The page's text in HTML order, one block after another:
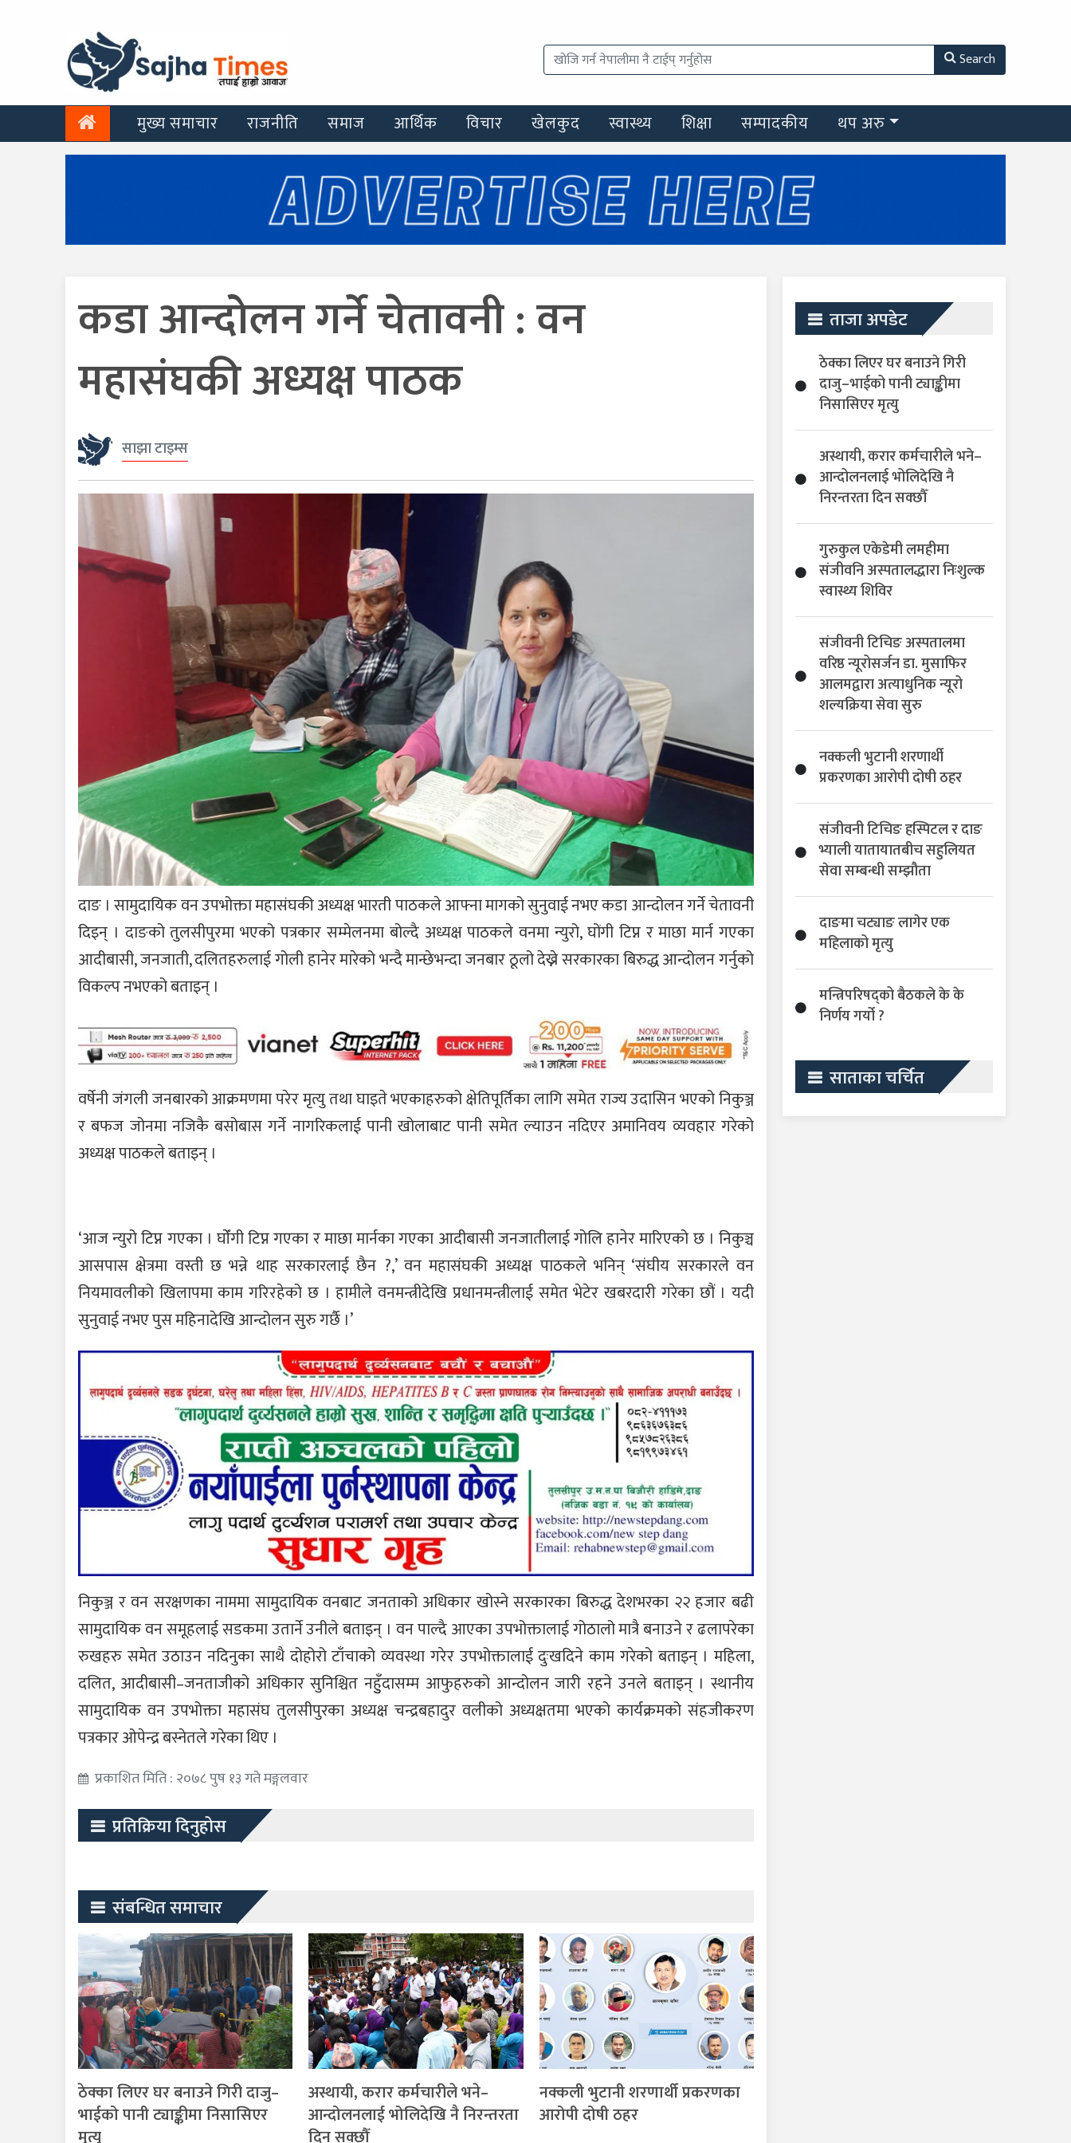
Search
मुख्य समाचार राजनीति समाज आर्थिक विचार खेलकुद स्वास्थ्य शिक्षा सम्पादकीय थप अरु
कडा आन्दोलन गर्ने चेतावनी : वन
महासंघकी अध्यक्ष पाठक
साझा टाइम्स
दाङ । सामुदायिक वन उपभोक्ता महासंघकी अध्यक्ष भारती पाठकले आफ्ना मागको सुनुवाई नभए कडा आन्दोलन गर्ने चेतावनी
दिइन् । दाङको तुलसीपुरमा भएको पत्रकार सम्मेलनमा बोल्दै अध्यक्ष पाठकले वनमा न्युरो, घोंगी टिप्न र माछा मार्न गएका
आदीबासी, जनजाती, दलितहरुलाई गोली हानेर मारेको भन्दै मान्छेभन्दा जनबार ठूलो देख्ने सरकारका बिरुद्ध आन्दोलन गर्नुको
विकल्प नभएको बताइन् ।
वर्षेनी जंगली जनबारको आक्रमणमा परेर मृत्यु तथा घाइते भएकाहरुको क्षेतिपूर्तिका लागि समेत राज्य उदासिन भएको निकुञ्ज
र बफज जोनमा नजिकै बसोबास गर्ने नागरिकलाई पानी खोलाबाट पानी समेत ल्याउन नदिएर अमानिवय व्यवहार गरेको
अध्यक्ष पाठकले बताइन् ।
‘आज न्युरो टिप्न गएका । घोँगी टिप्न गएका र माछा मार्नका गएका आदीबासी जनजातीलाई गोलि हानेर मारिएको छ । निकुञ्च
आसपास क्षेत्रमा वस्ती छ भन्ने थाह सरकारलाई छैन ?,’ वन महासंघकी अध्यक्ष पाठकले भनिन् ‘संघीय सरकारले वन
नियमावलीको खिलापमा काम गरिरहेको छ । हामीले वनमन्त्रीदेखि प्रधानमन्त्रीलाई समेत भेटेर खबरदारी गरेका छौं । यदी
सुनुवाई नभए पुस महिनादेखि आन्दोलन सुरु गर्छै ।’
निकुञ्ज र वन सरक्षणका नाममा सामुदायिक वनबाट जनताको अधिकार खोस्ने सरकारका बिरुद्ध देशभरका २२ हजार बढी
सामुदायिक वन समूहलाई सडकमा उतार्ने उनीले बताइन् । वन पाल्दै आएका उपभोक्तालाई गोठालो मात्रै बनाउने र ढलापरेका
रुखहरु समेत उठाउन नदिनुका साथै दोहोरो टाँचाको व्यवस्था गरेर उपभोक्तालाई दुःखदिने काम गरेको बताइन् । महिला,
दलित, आदीबासी–जनताजीको अधिकार सुनिश्चित नहुुँदासम्म आफुहरुको आन्दोलन जारी रहने उनले बताइन् । स्थानीय
सामुदायिक वन उपभोक्ता महासंघ तुलसीपुरका अध्यक्ष चन्द्रबहादुर वलीको अध्यक्षतमा भएको कार्यक्रमको संहजीकरण
पत्रकार ओपेन्द्र बस्नेतले गरेका थिए ।
प्रकाशित मिति : २०७८ पुष १३ गते मङ्गलवार
प्रतिक्रिया दिनुहोस
संबन्धित समाचार
ठेक्का लिएर घर बनाउने गिरी दाजु–
भाईको पानी ट्याङ्कीमा निसासिएर
मृत्यु
अस्थायी, करार कर्मचारीले भने–
आन्दोलनलाई भोलिदेखि नै निरन्तरता
दिन सक्छौँ
नक्कली भुटानी शरणार्थी प्रकरणका
आरोपी दोषी ठहर
ताजा अपडेट
ठेक्का लिएर घर बनाउने गिरी
दाजु–भाईको पानी ट्याङ्कीमा
निसासिएर मृत्यु
अस्थायी, करार कर्मचारीले भने–
आन्दोलनलाई भोलिदेखि नै
निरन्तरता दिन सक्छौँ
गुरुकुल एकेडेमी लमहीमा
संजीवनि अस्पतालद्धारा निःशुल्क
स्वास्थ्य शिविर
संजीवनी टिचिङ अस्पतालमा
वरिष्ठ न्यूरोसर्जन डा. मुसाफिर
आलमद्वारा अत्याधुनिक न्यूरो
शल्यक्रिया सेवा सुरु
नक्कली भुटानी शरणार्थी
प्रकरणका आरोपी दोषी ठहर
संजीवनी टिचिङ हस्पिटल र दाङ
भ्याली यातायातबीच सहुलियत
सेवा सम्बन्धी सम्झौता
दाङमा चट्याङ लागेर एक
महिलाको मृत्यु
मन्त्रिपरिषद्को बैठकले के के
निर्णय गर्यो ?
साताका चर्चित